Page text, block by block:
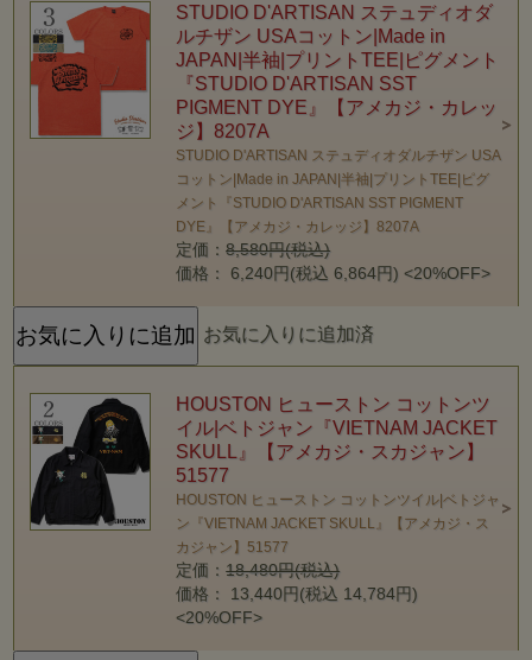
STUDIO D'ARTISAN ステュディオダ
ルチザン USAコットン|Made in
JAPAN|半袖|プリントTEE|ピグメント
『STUDIO D'ARTISAN SST
PIGMENT DYE』【アメカジ・カレッ
ジ】8207A
STUDIO D'ARTISAN ステュディオダルチザン USA
コットン|Made in JAPAN|半袖|プリントTEE|ピグ
メント『STUDIO D'ARTISAN SST PIGMENT
DYE』【アメカジ・カレッジ】8207A
定価：8,580円(税込)
価格： 6,240円(税込 6,864円)<20%OFF>
お気に入りに追加済
HOUSTON ヒューストン コットンツ
イル|ベトジャン『VIETNAM JACKET
SKULL』【アメカジ・スカジャン】
51577
HOUSTON ヒューストン コットンツイル|ベトジャ
ン『VIETNAM JACKET SKULL』【アメカジ・ス
カジャン】51577
定価：18,480円(税込)
価格： 13,440円(税込 14,784円)
<20%OFF>